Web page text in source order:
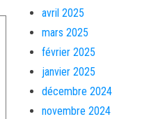
avril 2025
mars 2025
février 2025
janvier 2025
décembre 2024
novembre 2024